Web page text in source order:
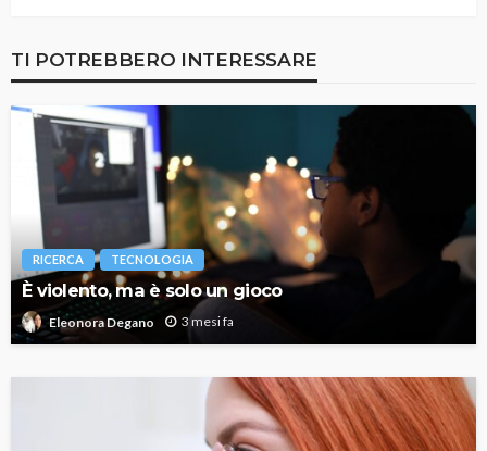
TI POTREBBERO INTERESSARE
RICERCA TECNOLOGIA
È violento, ma è solo un gioco
Eleonora Degano 3 mesi fa